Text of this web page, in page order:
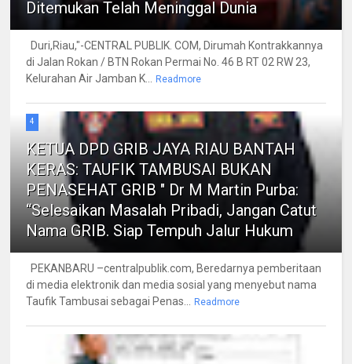
Ditemukan Telah Meninggal Dunia
Duri,Riau,"-CENTRAL PUBLIK. COM, Dirumah Kontrakkannya
di Jalan Rokan / BTN Rokan Permai No. 46 B RT 02 RW 23,
Kelurahan Air Jamban K... Readmore
4
KETUA DPD GRIB JAYA RIAU BANTAH
KERAS: TAUFIK TAMBUSAI BUKAN
PENASEHAT GRIB " Dr M Martin Purba:
“Selesaikan Masalah Pribadi, Jangan Catut
Nama GRIB. Siap Tempuh Jalur Hukum
PEKANBARU –centralpublik.com, Beredarnya pemberitaan
di media elektronik dan media sosial yang menyebut nama
Taufik Tambusai sebagai Penas... Readmore